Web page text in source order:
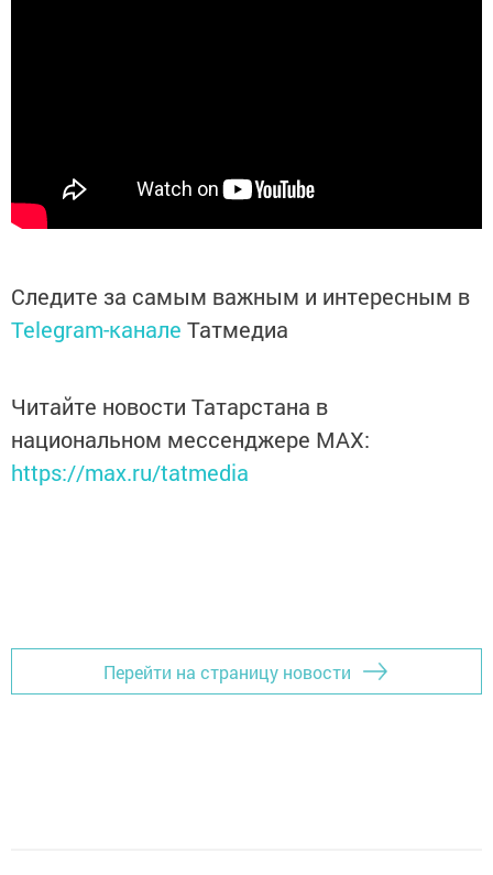
Следите за самым важным и интересным в
Telegram-канале Татмедиа
Читайте новости Татарстана в
национальном мессенджере MАХ:
https://max.ru/tatmedia
Перейти на страницу новости